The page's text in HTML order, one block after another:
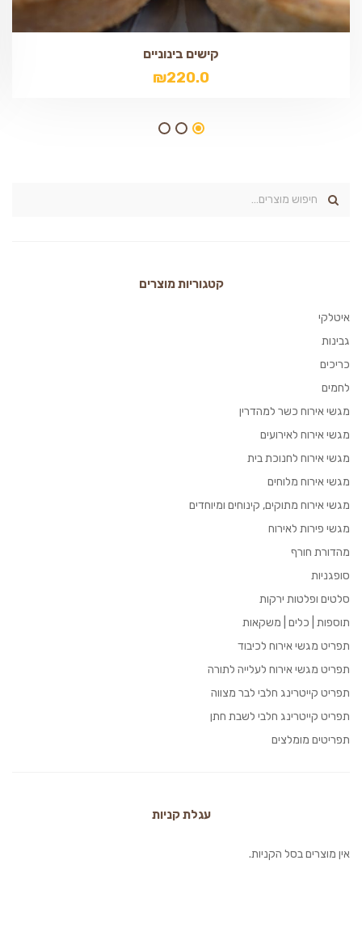
קישים בינוניים
₪220.0
קטגוריות מוצרים
איטלקי
גבינות
כריכים
לחמים
מגשי אירוח כשר למהדרין
מגשי אירוח לאירועים
מגשי אירוח לחנוכת בית
מגשי אירוח מלוחים
מגשי אירוח מתוקים, קינוחים ומיוחדים
מגשי פירות לאירוח
מהדורת חורף
סופגניות
סלטים ופלטות ירקות
תוספות | כלים | משקאות
תפריט מגשי אירוח לכיבוד
תפריט מגשי אירוח לעלייה לתורה
תפריט קייטרינג חלבי לבר מצווה
תפריט קייטרינג חלבי לשבת חתן
תפריטים מומלצים
עגלת קניות
אין מוצרים בסל הקניות.